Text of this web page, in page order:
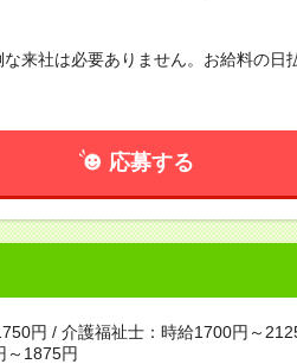
来社は必要ありません。お給料の日
応募する
円 / 介護福祉士：時給1700円～
～1875円